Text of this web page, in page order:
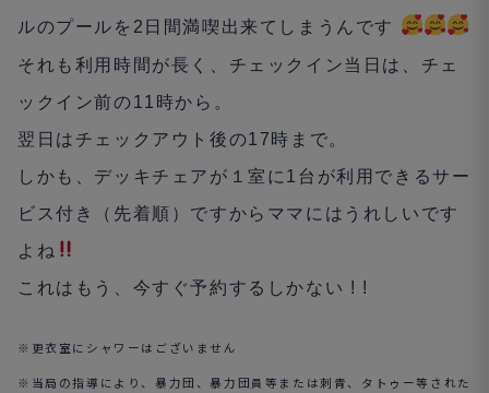
ルのプールを 2 日間満喫出来てしまうんです
それも利用時間が長く、チェックイン当日は、チェ
ックイン前の11 時から。
翌日はチェックアウト後の17時まで。
しかも、デッキチェアが１室に 1 台が利用できるサー
ビス付き（先着順）ですからママにはうれしいです
よね
これはもう、今すぐ予約するしかない ! !
※更衣室にシャワーはございません
※当局の指導により、暴力団、暴力団員等または刺青、タトゥー等された